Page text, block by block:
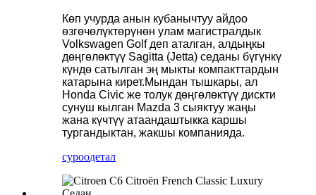
Көп учурда анын кубанычтуу айдоо
өзгөчөлүктөрүнөн улам магистралдык
Volkswagen Golf деп аталган, алдыңкы
дөңгөлөктүү Sagitta (Jetta) седаны бүгүнкү
күндө сатылган эң мыкты компакттардын
катарына кирет.Мындан тышкары, ал
Honda Civic же толук дөңгөлөктүү дискти
сунуш кылган Mazda 3 сыяктуу жаңы
жана күчтүү атаандаштыкка каршы
тургандыктан, жакшы компанияда.
суроодетал